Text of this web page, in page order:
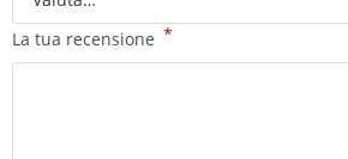
La tua recensione *